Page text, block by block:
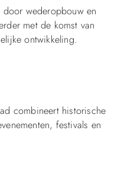
wederopbouw en
met de komst van
ontwikkeling.
combineert historische
festivals en